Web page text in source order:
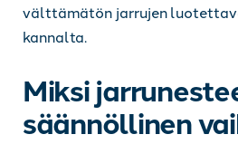
välttämätön jarrujen
kannalta.
Miksi
säännöllinen